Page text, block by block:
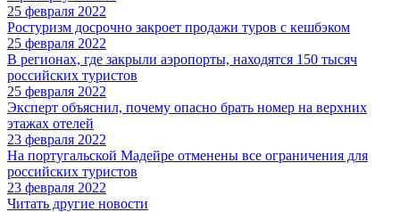
25 февраля 2022
Ростуризм досрочно закроет продажи туров с кешбэком
25 февраля 2022
В регионах, где закрыли аэропорты, находятся 150 тысяч
российских туристов
25 февраля 2022
Эксперт объяснил, почему опасно брать номер на верхних
этажах отелей
23 февраля 2022
На португальской Мадейре отменены все ограничения для
российских туристов
23 февраля 2022
Читать другие новости